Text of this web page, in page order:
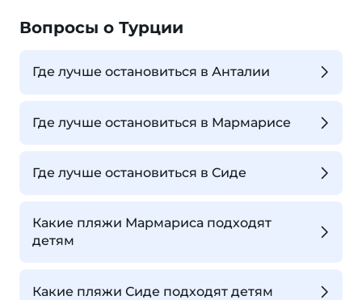
Вопросы о Турции
Где лучше остановиться в Анталии
Где лучше остановиться в Мармарисе
Где лучше остановиться в Сиде
Какие пляжи Мармариса подходят
детям
Какие пляжи Сиде подходят детям